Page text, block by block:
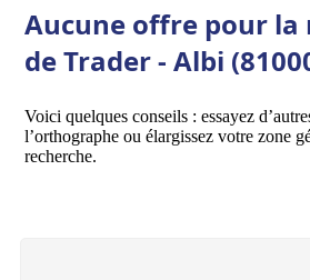
Aucune offre pour la
de Trader - Albi
Voici quelques conseils : essayez
l’orthographe ou élargissez votre zone
recherche.